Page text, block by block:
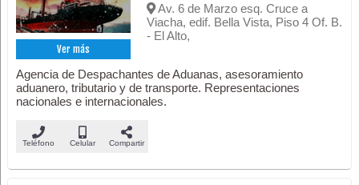
Ver más
Av. 6 de Marzo esq. Cruce a
Viacha, edif. Bella Vista, Piso 4 Of. B.
- El Alto,
Agencia de Despachantes de Aduanas, asesoramiento
aduanero, tributario y de transporte. Representaciones
nacionales e internacionales.
Teléfono Celular Compartir